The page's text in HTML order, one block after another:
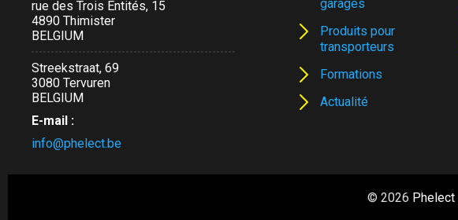
rue des Trois Entités, 15
4890 Thimister
BELGIUM
Streekstraat, 69
3080 Tervuren
BELGIUM
E-mail :
info@phelect.be
garages
Produits pour
transporteurs
Formations
Actualité
© 2026 Phelect